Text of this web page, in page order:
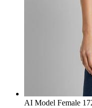
AI Model Female